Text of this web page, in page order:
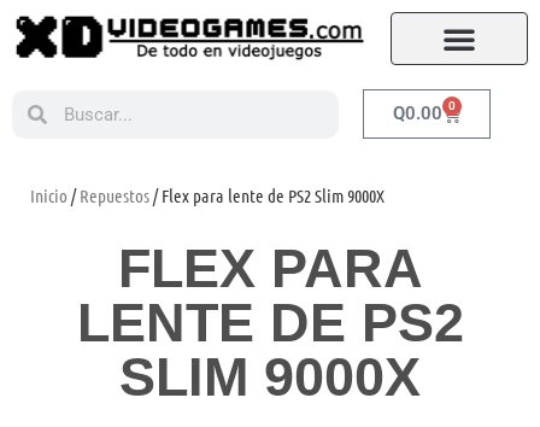
Q0.00 0
Inicio /Repuestos/ Flex para lente de PS2 Slim 9000X
FLEX PARA
LENTE DE PS2
SLIM 9000X